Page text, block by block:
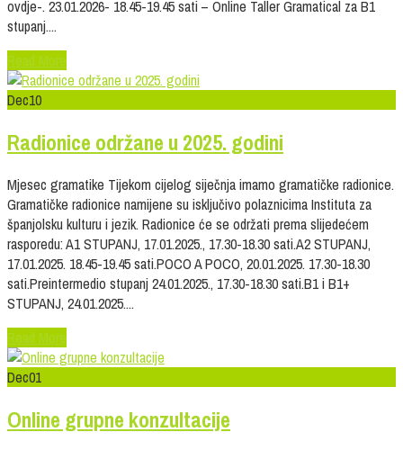
ovdje-. 23.01.2026- 18.45-19.45 sati – Online Taller Gramatical za B1
stupanj....
Read More
Dec10
Radionice održane u 2025. godini
Mjesec gramatike Tijekom cijelog siječnja imamo gramatičke radionice.
Gramatičke radionice namijene su isključivo polaznicima Instituta za
španjolsku kulturu i jezik. Radionice će se održati prema slijedećem
rasporedu: A1 STUPANJ, 17.01.2025., 17.30-18.30 sati.A2 STUPANJ,
17.01.2025. 18.45-19.45 sati.POCO A POCO, 20.01.2025. 17.30-18.30
sati.Preintermedio stupanj 24.01.2025., 17.30-18.30 sati.B1 i B1+
STUPANJ, 24.01.2025....
Read More
Dec01
Online grupne konzultacije